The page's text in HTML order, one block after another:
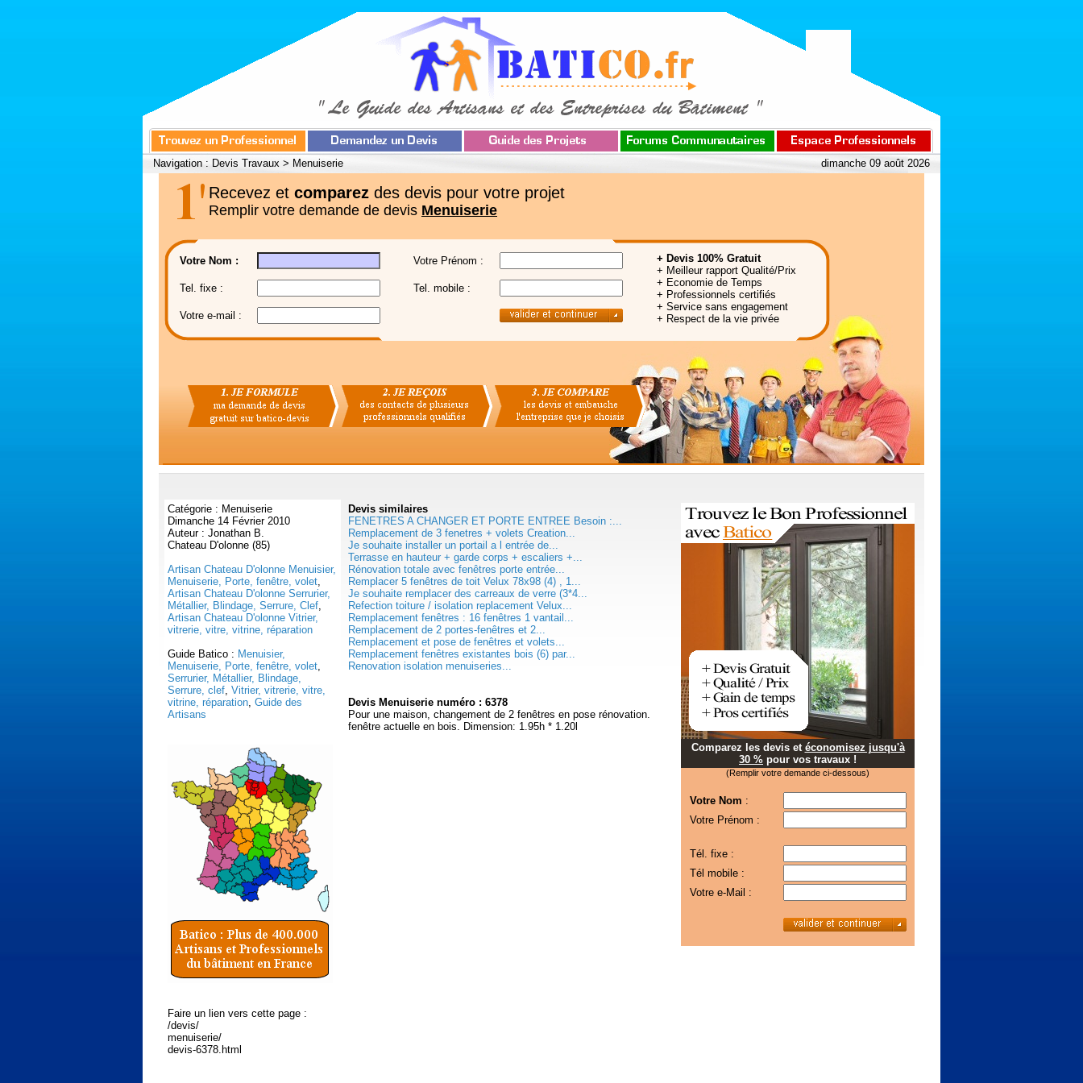
Navigation : Devis Travaux > Menuiserie dimanche 09 août 2026
Recevez et comparez des devis pour votre projet
Remplir votre demande de devis Menuiserie
Votre Nom : Votre Prénom :
+ Devis 100% Gratuit
+ Meilleur rapport Qualité/Prix
+ Economie de Temps
+ Professionnels certifiés
+ Service sans engagement
+ Respect de la vie privée
Tel. fixe : Tel. mobile :
Votre e-mail :
Catégorie : Menuiserie
Dimanche 14 Février 2010
Auteur : Jonathan B.
Chateau D'olonne (85)
Artisan Chateau D'olonne Menuisier,
Menuiserie, Porte, fenêtre, volet,
Artisan Chateau D'olonne Serrurier,
Métallier, Blindage, Serrure, Clef,
Artisan Chateau D'olonne Vitrier,
vitrerie, vitre, vitrine, réparation
Guide Batico : Menuisier,
Menuiserie, Porte, fenêtre, volet,
Serrurier, Métallier, Blindage,
Serrure, clef, Vitrier, vitrerie, vitre,
vitrine, réparation, Guide des
Artisans
Faire un lien vers cette page :
/devis/
menuiserie/
devis-6378.html
Devis similaires
FENETRES A CHANGER ET PORTE ENTREE Besoin :...
Remplacement de 3 fenetres + volets Creation...
Je souhaite installer un portail a l entrée de...
Terrasse en hauteur + garde corps + escaliers +...
Rénovation totale avec fenêtres porte entrée...
Remplacer 5 fenêtres de toit Velux 78x98 (4) , 1...
Je souhaite remplacer des carreaux de verre (3*4...
Refection toiture / isolation replacement Velux...
Remplacement fenêtres : 16 fenêtres 1 vantail...
Remplacement de 2 portes-fenêtres et 2...
Remplacement et pose de fenêtres et volets...
Remplacement fenêtres existantes bois (6) par...
Renovation isolation menuiseries...
Devis Menuiserie numéro : 6378
Pour une maison, changement de 2 fenêtres en pose rénovation.
fenêtre actuelle en bois. Dimension: 1.95h * 1.20l
Comparez les devis et économisez jusqu'à
30 % pour vos travaux !
(Remplir votre demande ci-dessous)
Votre Nom :
Votre Prénom :
Tél. fixe :
Tél mobile :
Votre e-Mail :